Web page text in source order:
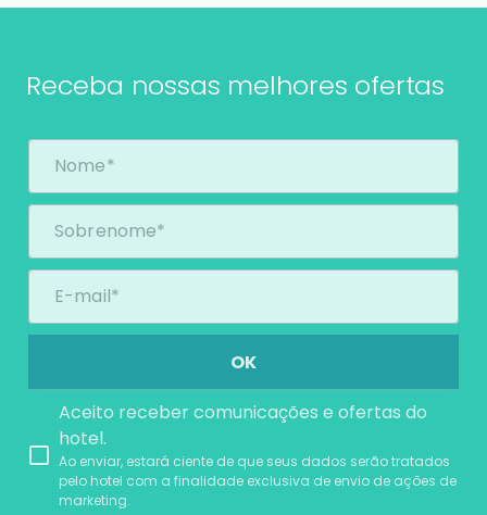
Receba nossas melhores ofertas
OK
Aceito receber comunicações e ofertas do
hotel.
Ao enviar, estará ciente de que seus dados serão tratados
pelo hotel com a finalidade exclusiva de envio de ações de
marketing.